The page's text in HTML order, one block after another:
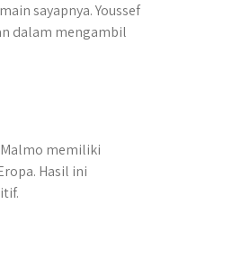
sayapnya. Youssef
dalam mengambil
memiliki
Hasil ini